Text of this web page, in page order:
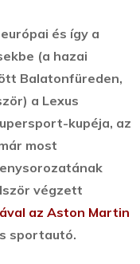
és így a
(a hazai
Balatonfüreden,
a Lexus
kupéja, az
most
végzett
az Aston Martin
sportautó.